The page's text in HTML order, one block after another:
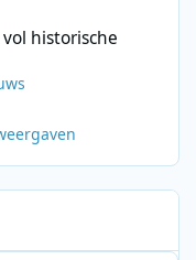
historische